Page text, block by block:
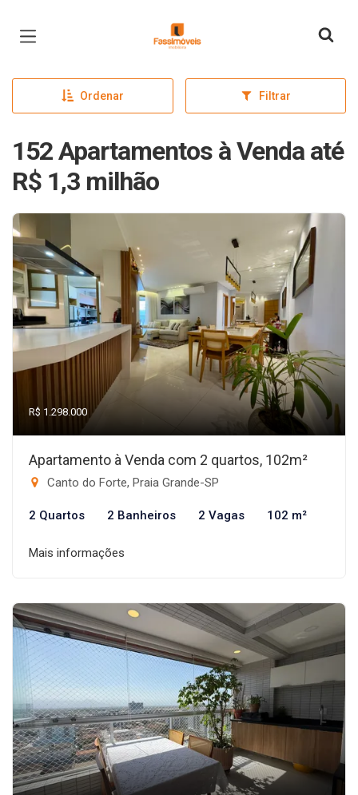
Página inicial
Ordenar Filtrar
152 Apartamentos à Venda até
R$ 1,3 milhão
R$ 1.298.000
Apartamento à Venda com 2 quartos, 102m²
Canto do Forte, Praia Grande-SP
2 Quartos 2 Banheiros 2 Vagas 102 m²
Mais informações